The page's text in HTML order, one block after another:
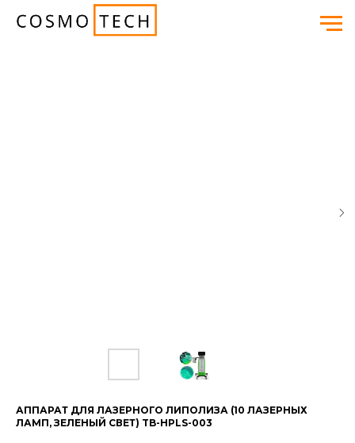
АППАРАТ ДЛЯ ЛАЗЕРНОГО ЛИПОЛИЗА (10 ЛАЗЕРНЫХ
ЛАМП, ЗЕЛЕНЫЙ СВЕТ) TB-HPLS-003